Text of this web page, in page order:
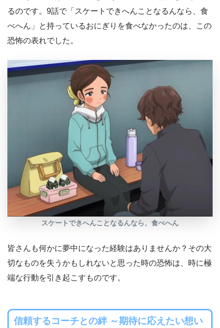
るのです。9話で「スケートできへんことなるんなら、食
べへん」と持っているおにぎりを食べなかったのは、この
恐怖の表れでした。
スケートできへんことなるんなら、食べへん
皆さんも何かに夢中になった経験はありませんか？その大
切なものを失うかもしれないと思った時の恐怖は、時に極
端な行動を引き起こすものです。
信頼するコーチとの絆 ～期待に応えたい想い